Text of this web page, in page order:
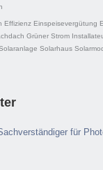
Effizienz Einspeisevergütung
Grüner Strom
Solarhaus
für